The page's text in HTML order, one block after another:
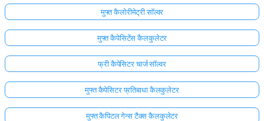
मुफ्त कैलोरीमेट्री सॉल्वर
मुफ्त कैपेसिटेंस कैलकुलेटर
फ्री कैपेसिटर चार्ज सॉल्वर
मुफ्त कैपेसिटर प्रतिबाधा कैलकुलेटर
मुफ्त कैपिटल गेन्स टैक्स कैलकुलेटर